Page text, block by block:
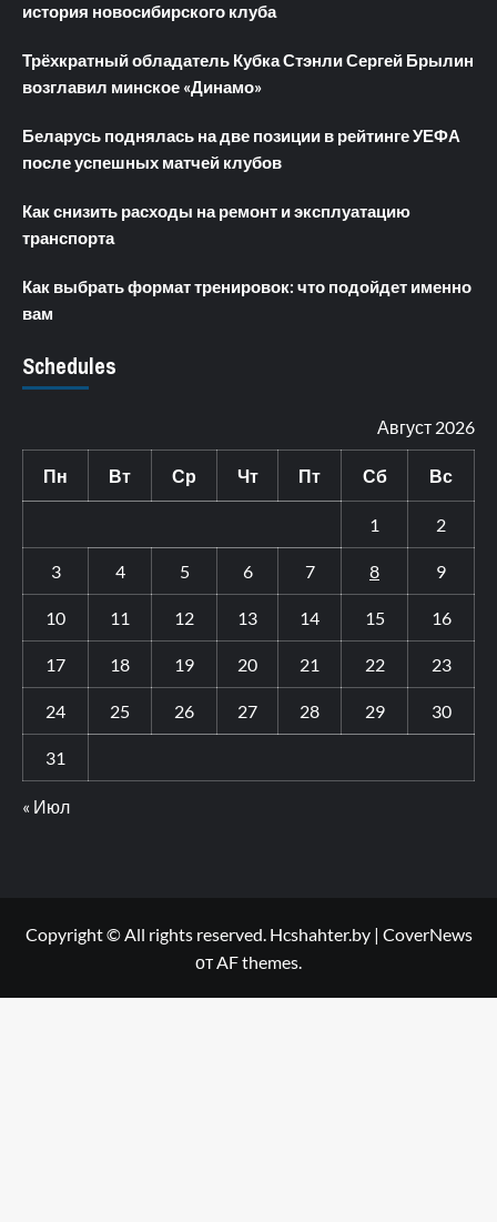
история новосибирского клуба
Трёхкратный обладатель Кубка Стэнли Сергей Брылин
возглавил минское «Динамо»
Беларусь поднялась на две позиции в рейтинге УЕФА
после успешных матчей клубов
Как снизить расходы на ремонт и эксплуатацию
транспорта
Как выбрать формат тренировок: что подойдет именно
вам
Schedules
Август 2026
Пн Вт Ср Чт Пт Сб Вс
1 2
3 4 5 6 7 8 9
10 11 12 13 14 15 16
17 18 19 20 21 22 23
24 25 26 27 28 29 30
31
« Июл
Copyright © All rights reserved. Hcshahter.by | CoverNews
от AF themes.